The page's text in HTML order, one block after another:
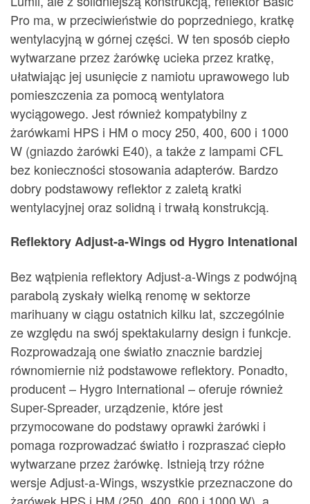
Pro ma, w przeciwieństwie do poprzedniego, kratkę
wentylacyjną w górnej części. W ten sposób ciepło
wytwarzane przez żarówkę ucieka przez kratkę,
ułatwiając jej usunięcie z namiotu uprawowego lub
pomieszczenia za pomocą wentylatora
wyciągowego. Jest również kompatybilny z
żarówkami HPS i HM o mocy 250, 400, 600 i 1000
W (gniazdo żarówki E40), a także z lampami CFL
bez konieczności stosowania adapterów. Bardzo
dobry podstawowy reflektor z zaletą kratki
wentylacyjnej oraz solidną i trwałą konstrukcją.
Reflektory Adjust-a-Wings od Hygro Intenational
Bez wątpienia reflektory Adjust-a-Wings z podwójną
parabolą zyskały wielką renomę w sektorze
marihuany w ciągu ostatnich kilku lat, szczególnie
ze względu na swój spektakularny design i funkcje.
Rozprowadzają one światło znacznie bardziej
równomiernie niż podstawowe reflektory. Ponadto,
producent – Hygro International – oferuje również
Super-Spreader, urządzenie, które jest
przymocowane do podstawy oprawki żarówki i
pomaga rozprowadzać światło i rozpraszać ciepło
wytwarzane przez żarówkę. Istnieją trzy różne
wersje Adjust-a-Wings, wszystkie przeznaczone do
żarówek HPS i HM (250, 400, 600 i 1000 W), a